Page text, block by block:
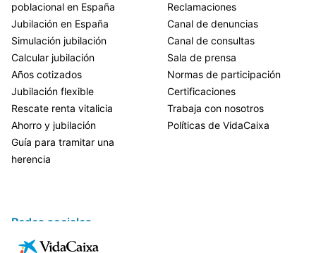
poblacional en España
Jubilación en España
Simulación jubilación
Calcular jubilación
Años cotizados
Jubilación flexible
Rescate renta vitalicia
Ahorro y jubilación
Guía para tramitar una
herencia
Reclamaciones
Canal de denuncias
Canal de consultas
Sala de prensa
Normas de participación
Certificaciones
Trabaja con nosotros
Políticas de VidaCaixa
Redes sociales